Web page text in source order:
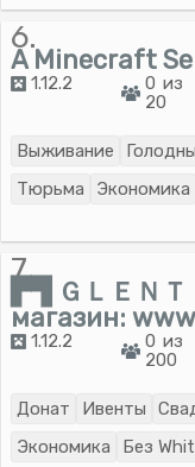
6.
A Minecraft
1.12.2
0 из
20
Выживание
Тюрьма
Экономика
7.
▛▜ ＧＬＥＮ
магазин:
1.12.2
0 из
200
Донат Ивенты
Экономика
Без